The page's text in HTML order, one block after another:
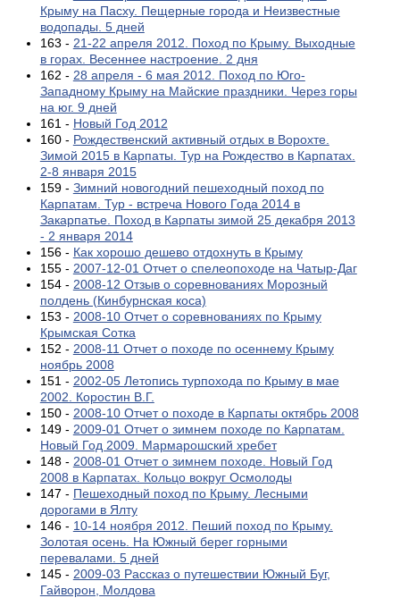
Крыму на Пасху. Пещерные города и Неизвестные
водопады. 5 дней
163 - 21-22 апреля 2012. Поход по Крыму. Выходные
в горах. Весеннее настроение. 2 дня
162 - 28 апреля - 6 мая 2012. Поход по Юго-
Западному Крыму на Майские праздники. Через горы
на юг. 9 дней
161 - Новый Год 2012
160 - Рождественский активный отдых в Ворохте.
Зимой 2015 в Карпаты. Тур на Рождество в Карпатах.
2-8 января 2015
159 - Зимний новогодний пешеходный поход по
Карпатам. Тур - встреча Нового Года 2014 в
Закарпатье. Поход в Карпаты зимой 25 декабря 2013
- 2 января 2014
156 - Как хорошо дешево отдохнуть в Крыму
155 - 2007-12-01 Отчет о спелеопоходе на Чатыр-Даг
154 - 2008-12 Отзыв о соревнованиях Морозный
полдень (Кинбурнская коса)
153 - 2008-10 Отчет о соревнованиях по Крыму
Крымская Сотка
152 - 2008-11 Отчет о походе по осеннему Крыму
ноябрь 2008
151 - 2002-05 Летопись турпохода по Крыму в мае
2002. Коростин В.Г.
150 - 2008-10 Отчет о походе в Карпаты октябрь 2008
149 - 2009-01 Отчет о зимнем походе по Карпатам.
Новый Год 2009. Мармарошский хребет
148 - 2008-01 Отчет о зимнем походе. Новый Год
2008 в Карпатах. Кольцо вокруг Осмолоды
147 - Пешеходный поход по Крыму. Лесными
дорогами в Ялту
146 - 10-14 ноября 2012. Пеший поход по Крыму.
Золотая осень. На Южный берег горными
перевалами. 5 дней
145 - 2009-03 Рассказ о путешествии Южный Буг,
Гайворон, Молдова